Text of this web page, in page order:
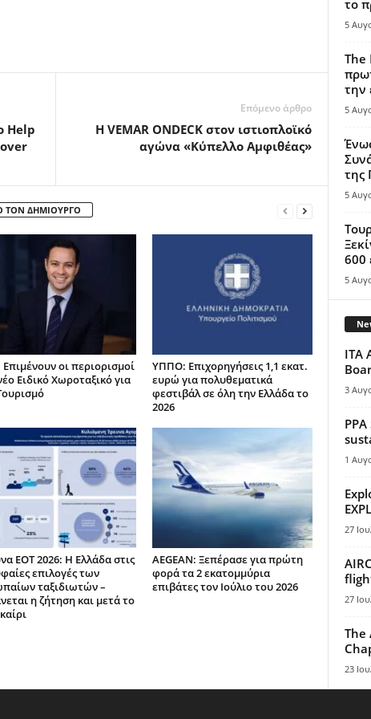
Help
Επόμενο άρθρο
Η VEMAR ONDECK στον ιστιοπλοϊκό
αγώνα «Κύπελλο Αμφιθέας»
ΤΟΝ ΔΗΜΙΟΥΡΓΟ
οι περιορισμοί
Ειδικό Χωροταξικό για
ΥΠΠΟ: Επιχορηγήσεις 1,1 εκατ.
ευρώ για πολυθεματικά
φεστιβάλ σε όλη την Ελλάδα το
2026
ΕΟΤ 2026: Η Ελλάδα στις
επιλογές των
ταξιδιωτών –
η ζήτηση και μετά το
AEGEAN: Ξεπέρασε για πρώτη
φορά τα 2 εκατομμύρια
επιβάτες τον Ιούλιο του 2026
το
5
The
την
5
της
5
600
5
ITA
3
1
27
27
The
23